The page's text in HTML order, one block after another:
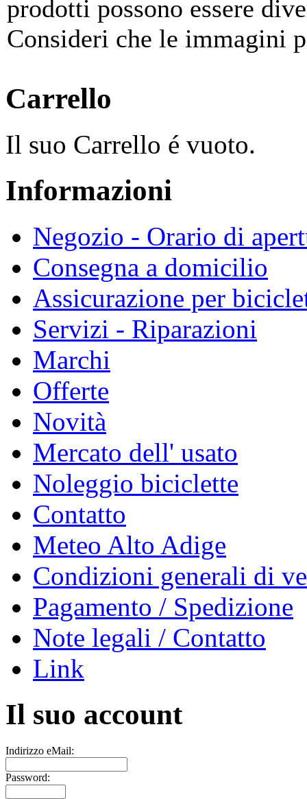
prodotti possono essere
Consideri che le immagini
Carrello
Il suo Carrello é vuoto.
Informazioni
Negozio - Orario di
Consegna a domicilio
Assicurazione per
Servizi - Riparazioni
Marchi
Offerte
Novità
Mercato dell' usato
Noleggio biciclette
Contatto
Meteo Alto Adige
Condizioni generali di
Pagamento / Spedizione
Note legali / Contatto
Link
Il suo account
Indirizzo eMail:
Password: